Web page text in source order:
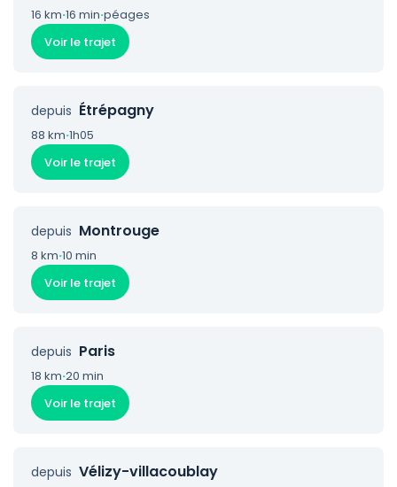
16 km·16 min·péages
Voir le trajet
depuis Étrépagny
88 km·1h05
Voir le trajet
depuis Montrouge
8 km·10 min
Voir le trajet
depuis Paris
18 km·20 min
Voir le trajet
depuis Vélizy-villacoublay